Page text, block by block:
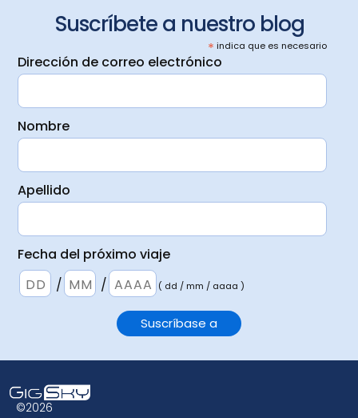
Suscríbete a nuestro blog
* indica que es necesario
Dirección de correo electrónico
Nombre
Apellido
Fecha del próximo viaje
/
/ ( dd / mm / aaaa )
©2026